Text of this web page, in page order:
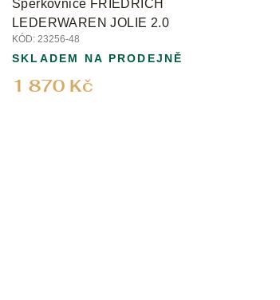
ů
Šperkovnice FRIEDRICH
LEDERWAREN JOLIE 2.0
KÓD: 23256-48
1 870 Kč
SKLADEM NA PRODEJNĚ